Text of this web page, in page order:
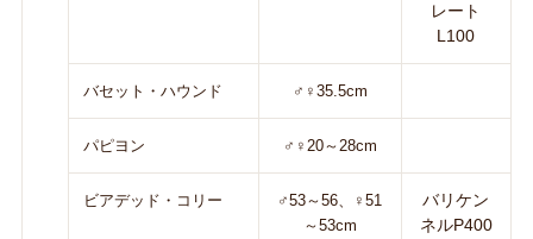
レート
L100
バセット・ハウンド ♂♀35.5cm
パピヨン ♂♀20～28cm
ビアデッド・コリー
♂53～56、♀51
～53cm
バリケン
ネルP400